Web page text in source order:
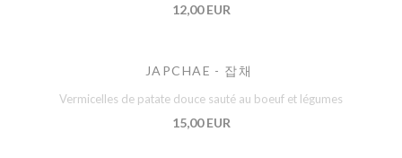
12,00 EUR
JAPCHAE - 잡채
Vermicelles de patate douce sauté au boeuf et légumes
15,00 EUR